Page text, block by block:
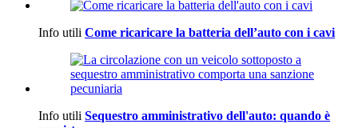
Info utili Come ricaricare la batteria dell’auto con i cavi
Info utili Sequestro amministrativo dell'auto: quando è